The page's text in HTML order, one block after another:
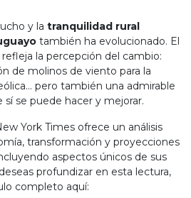
y la tranquilidad rural
también ha evolucionado. El
la percepción del cambio:
de molinos de viento para la
pero también una admirable
se puede hacer y mejorar.
York Times ofrece un análisis
transformación y proyecciones
aspectos únicos de sus
profundizar en esta lectura,
completo aquí: